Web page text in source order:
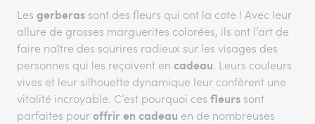
Les gerberas sont des fleurs qui ont la cote ! Avec leur
allure de grosses marguerites colorées, ils ont l’art de
faire naître des sourires radieux sur les visages des
personnes qui les reçoivent en cadeau. Leurs couleurs
vives et leur silhouette dynamique leur confèrent une
vitalité incroyable. C’est pourquoi ces fleurs sont
parfaites pour offrir en cadeau en de nombreuses